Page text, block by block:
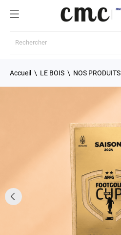
Accueil LE BOIS NOS PRODUITS